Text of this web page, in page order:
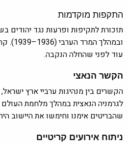
התקפות מוקדמות
ובמהלך
עוד לפני שהחלה הנקבה.
הקשר הנאצי
הקשרים בין מנהיגות ערביי ארץ ישראל,
לגרמניה הנאצית במהלך מלחמת העולם
שהבריטים אימנו וחימשו את היישוב
ניתוח אירועים קריטיים